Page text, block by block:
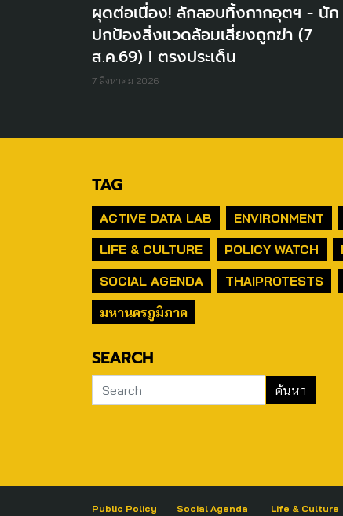
ผุดต่อเนื่อง! ลักลอบทิ้งกากอุตฯ - นัก
ปกป้องสิ่งแวดล้อมเสี่ยงถูกฆ่า (7
ส.ค.69) I ตรงประเด็น
7 สิงหาคม 2026
TAG
ACTIVE DATA LAB ENVIRONMENT
LIFE & CULTURE
POLICY WATCH
SOCIAL AGENDA
THAIPROTESTS
มหานครภูมิภาค
SEARCH
Public Policy
Social Agenda
Life & Culture